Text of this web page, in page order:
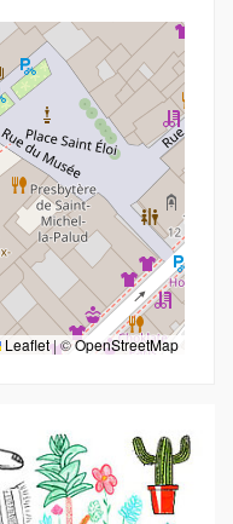
Leaflet|©OpenStreetMap